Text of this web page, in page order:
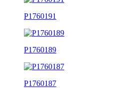
P1760191
P1760189
P1760187